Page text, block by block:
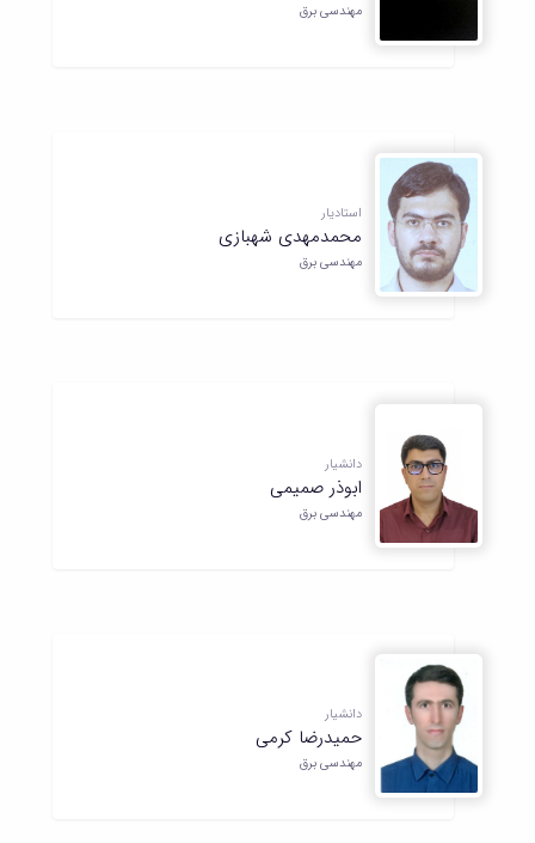
مهندسی برق
استادیار
محمدمهدی شهبازی
مهندسی برق
دانشیار
ابوذر صمیمی
مهندسی برق
دانشیار
حمیدرضا کرمی
مهندسی برق